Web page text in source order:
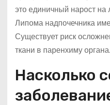
это единичный нарост на
Липома надпочечника
Существует риск
ткани в паренхиму органа.
Насколько